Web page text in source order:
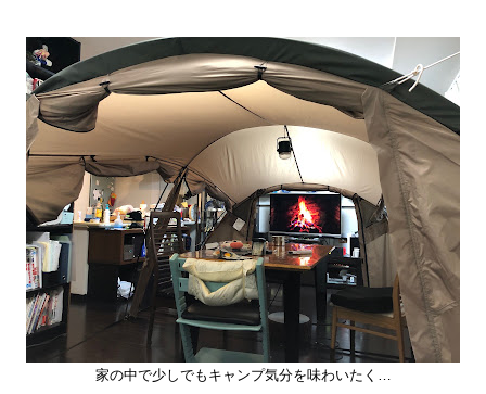
家の中で少しでもキャンプ気分を味わいたく…